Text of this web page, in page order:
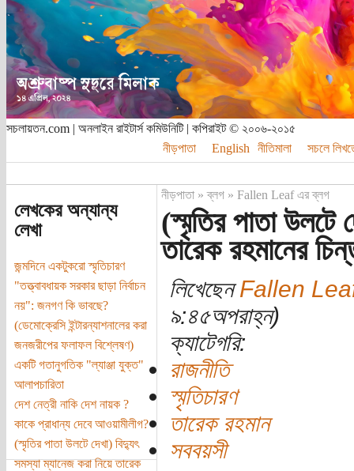
সচলায়তন.com | অনলাইন রাইটার্স কমিউনিটি | কপিরাইট © ২০০৬-২০১৫
নীড়পাতা
English নীতিমালা সচলে
লেখকের অন্যান্য
লেখা
জন্মদিনে একটুকরো স্মৃতিচারণ
"তত্ত্বাবধায়ক সরকার ছাড়া নির্বাচন
নয়": জনগণ কি ভাবছে?
(ডেমোক্রেসি ইন্টারন্যাশনালের করা
জনজরীপের ফলাফল বিশ্লেষণ)
একটি গতানুগতিক "ল্যাঞ্জা যুক্ত"
আলাপচারিতা
দেশ নেত্রী নাকি দেশ নায়ক ?
কাকে প্রাধান্য দেবে আওয়ামীলীগ?
(স্মৃতির পাতা উলটে দেখা) বিদ্যুৎ
সমস্যা ম্যানেজ করা নিয়ে তারেক
নীড়পাতা»ব্লগ» Fallen Leaf এর ব্লগ
(স্মৃতির পাতা উলটে
তারেক রহমানের
লিখেছেনFallen
৯:৪৫অপরাহ্ন)
ক্যাটেগরি:
রাজনীতি
স্মৃতিচারণ
তারেক রহমান
সববয়সী